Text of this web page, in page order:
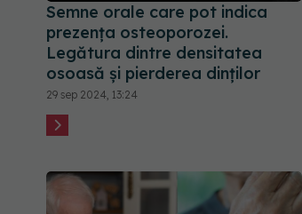
Semne orale care pot indica
prezența osteoporozei.
Legătura dintre densitatea
osoasă și pierderea dinților
29 sep 2024, 13:24